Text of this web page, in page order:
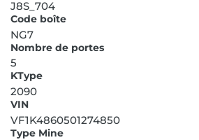
J8S_704
Code boîte
NG7
Nombre de portes
5
KType
2090
VIN
VF1K4860501274850
Type Mine